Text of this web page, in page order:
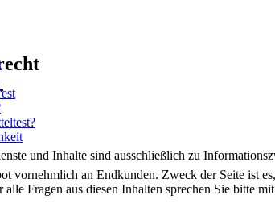
und Inhalte sind ausschließlich zu
vornehmlich an Endkunden. Zweck der Seite ist
Fragen aus diesen Inhalten sprechen Sie bitte